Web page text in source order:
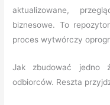
aktualizowane,
biznesowe. To
proces wytwórczy
Jak zbudować jedno
odbiorców. Reszta